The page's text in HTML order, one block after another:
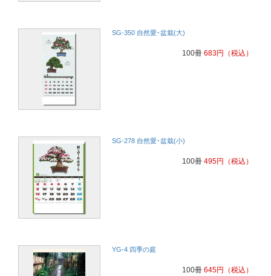
SG-350 自然愛･盆栽(大)
100冊 683円 （税込）
SG-278 自然愛･盆栽(小)
100冊 495円 （税込）
YG-4 四季の庭
100冊 645円 （税込）